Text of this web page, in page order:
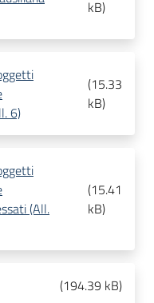
kB)
6)
(15.33
kB)
(All.
(15.41
kB)
(194.39 kB)